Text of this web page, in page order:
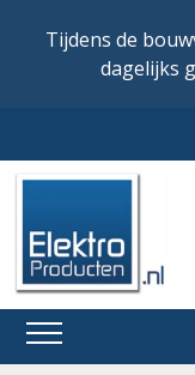
Tijdens de
dagelijks